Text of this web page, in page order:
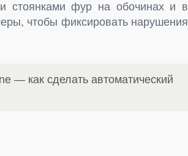
стоянками фур на обочинах и в
чтобы фиксировать нарушения
— как сделать автоматический